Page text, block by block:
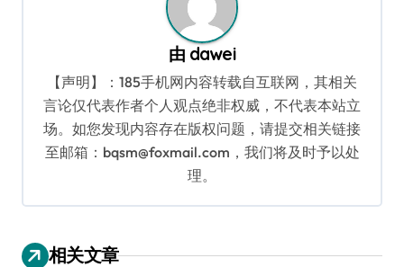
由 dawei
【声明】：185手机网内容转载自互联网，其相关
言论仅代表作者个人观点绝非权威，不代表本站立
场。如您发现内容存在版权问题，请提交相关链接
至邮箱：bqsm@foxmail.com，我们将及时予以处
理。
相关文章